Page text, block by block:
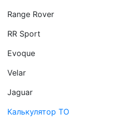
Range Rover
RR Sport
Evoque
Velar
Jaguar
Калькулятор ТО